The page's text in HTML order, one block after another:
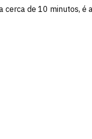
de 10 minutos,